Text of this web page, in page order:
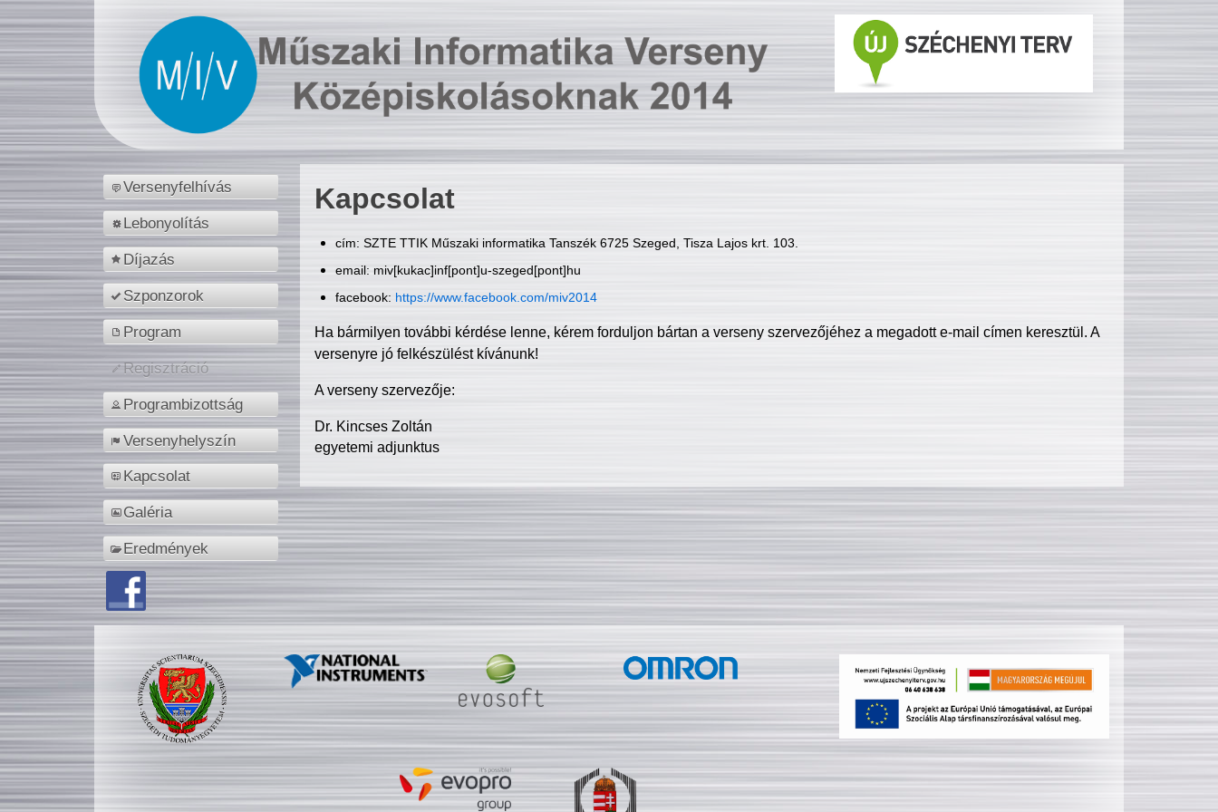
Versenyfelhívás
Lebonyolítás
Díjazás
Szponzorok
Program
Regisztráció
Programbizottság
Versenyhelyszín
Kapcsolat
Galéria
Eredmények
Kapcsolat
cím: SZTE TTIK Műszaki informatika Tanszék 6725 Szeged, Tisza Lajos krt. 103.
email: miv[kukac]inf[pont]u-szeged[pont]hu
facebook: https://www.facebook.com/miv2014
Ha bármilyen további kérdése lenne, kérem forduljon bártan a verseny szervezőjéhez a megadott e-mail címen keresztül. A
versenyre jó felkészülést kívánunk!
A verseny szervezője:
Dr. Kincses Zoltán
egyetemi adjunktus